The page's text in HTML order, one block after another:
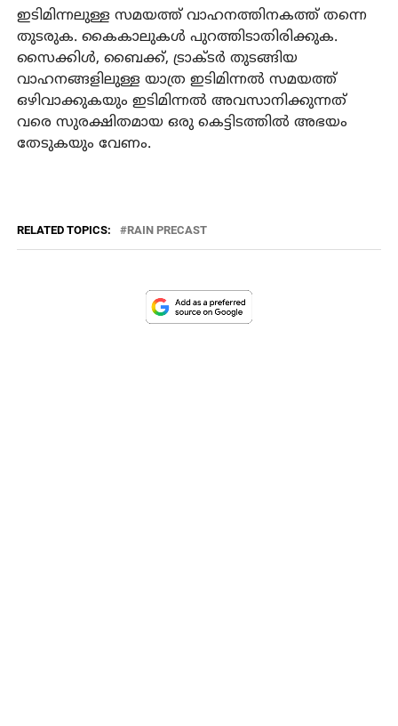
ഇടിമിന്നലുള്ള സമയത്ത് വാഹനത്തിനകത്ത് തന്നെ
തുടരുക. കൈകാലുകള്‍ പുറത്തിടാതിരിക്കുക.
സൈക്കിള്‍, ബൈക്ക്, ട്രാക്ടര്‍ തുടങ്ങിയ
വാഹനങ്ങളിലുള്ള യാത്ര ഇടിമിന്നല്‍ സമയത്ത്
ഒഴിവാക്കുകയും ഇടിമിന്നല്‍ അവസാനിക്കുന്നത്
വരെ സുരക്ഷിതമായ ഒരു കെട്ടിടത്തില്‍ അഭയം
തേടുകയും വേണം.
RELATED TOPICS: RAIN PRECAST